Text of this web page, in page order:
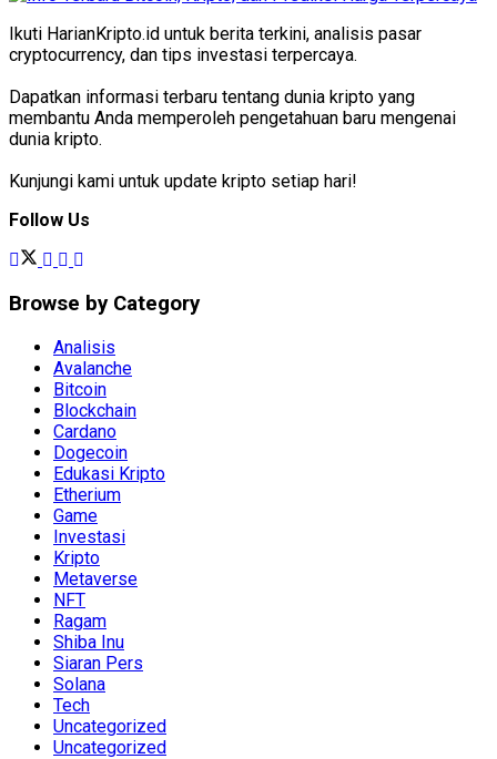
Ikuti HarianKripto.id untuk berita terkini, analisis pasar
cryptocurrency, dan tips investasi terpercaya.
Dapatkan informasi terbaru tentang dunia kripto yang
membantu Anda memperoleh pengetahuan baru mengenai
dunia kripto.
Kunjungi kami untuk update kripto setiap hari!
Follow Us
Browse by Category
Analisis
Avalanche
Bitcoin
Blockchain
Cardano
Dogecoin
Edukasi Kripto
Etherium
Game
Investasi
Kripto
Metaverse
NFT
Ragam
Shiba Inu
Siaran Pers
Solana
Tech
Uncategorized
Uncategorized